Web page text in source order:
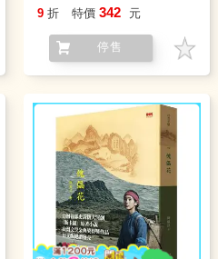
9 折 特價 342 元
停售